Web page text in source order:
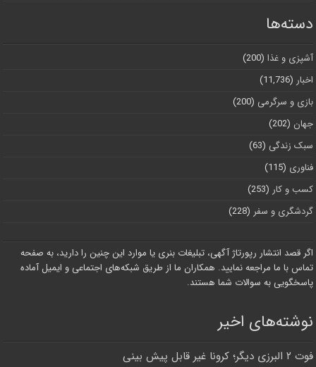
دسته‌ها
آشپزی و غذا (200)
اخبار (11,736)
بازی و سرگرمی (200)
جهان (202)
سبک زندگی (63)
فناوری (115)
کسب و کار (253)
گردشگری و سفر (228)
اگر قصد انتشار رپورتاژ آگهی، تبلیغات بنری یا موارد این چنین را دارید، به صفحه
تماس با ما مراجعه نمایید. همکاران ما از طریق شبکه‌های اجتماعی و ایمیل آماده
پاسخگویی به سوالات شما هستند.
نوشته‌های اخیر
فوت ۲ البرزی دیگر؛ کرونا غیر قابل پیش بینی